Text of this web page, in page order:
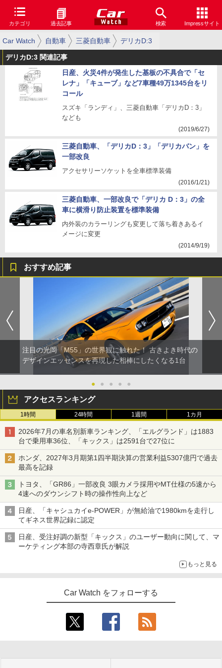
カテゴリ 過去記事 検索 Impressサイト
Car Watch 自動車 三菱自動車 デリカD:3
デリカD:3 関連記事
日産、火災4件が発生した基板の不具合で「セ
レナ」「キューブ」など7車種49万1345台をリ
コール
スズキ「ランディ」、三菱自動車「デリカD：3」
なども
(2019/6/27)
三菱自動車、「デリカD：3」「デリカバン」を
一部改良
アクセサリーソケットを全車標準装備
(2016/1/21)
三菱自動車、一部改良で「デリカ D：3」の全
車に横滑り防止装置を標準装備
内外装のカラーリングも変更して落ち着きあるイ
メージに変更
(2014/9/19)
おすすめ記事
注目の光岡「M55」の世界観に触れた！ 古きよき時代の
デザインエッセンスを再現した相棒にしたくなる1台
● ● ● ● ●
アクセスランキング
1時間 24時間 1週間 1カ月
2026年7月の車名別新車ランキング、「エルグランド」は1883
台で乗用車36位、「キックス」は2591台で27位に
ホンダ、2027年3月期第1四半期決算の営業利益5307億円で過去
最高を記録
トヨタ、「GR86」一部改良 3眼カメラ採用やMT仕様の5速から
4速へのダウンシフト時の操作性向上など
日産、「キャシュカイe-POWER」が無給油で1980kmを走行し
てギネス世界記録に認定
日産、受注好調の新型「キックス」のユーザー動向に関して、マ
ーケティング本部の寺西章氏が解説
もっと見る
Car Watch をフォローする